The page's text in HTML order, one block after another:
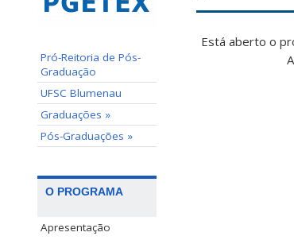
Pró-Reitoria de Pós-
Graduação
UFSC Blumenau
Graduações »
Pós-Graduações »
O PROGRAMA
Apresentação
Está aberto o